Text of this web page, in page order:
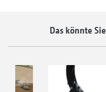
Ruhiger Scharlauf
Bei jedem Wetter,
sehr gut geeignet
Das könnte